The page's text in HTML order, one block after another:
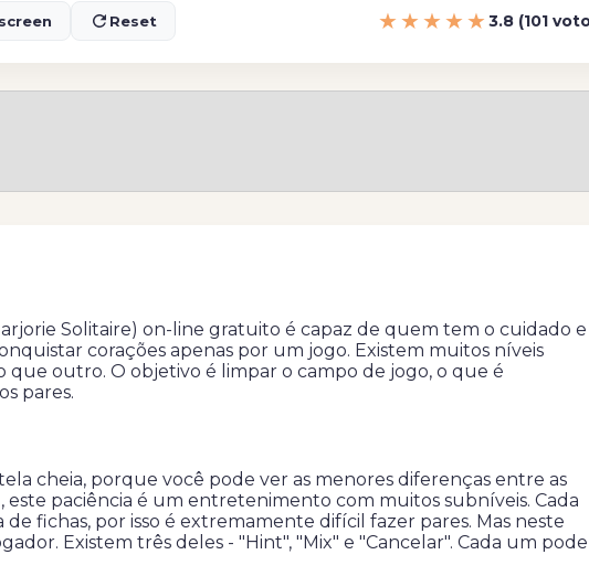
Reset ★★★★★ 3.8 (101
Solitaire) on-line gratuito é capaz de quem tem o cuidado e
corações apenas por um jogo. Existem muitos níveis
que outro. O objetivo é limpar o campo de jogo, o que é
pares.
cheia, porque você pode ver as menores diferenças entre as
este paciência é um entretenimento com muitos subníveis. Cada
fichas, por isso é extremamente difícil fazer pares. Mas neste
Existem três deles - "Hint", "Mix" e "Cancelar". Cada um pode